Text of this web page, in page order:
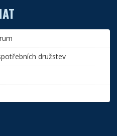
družstev